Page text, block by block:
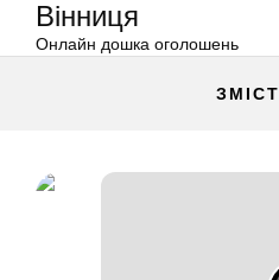
Вінниця
Онлайн дошка оголошень
ЗМІСТ